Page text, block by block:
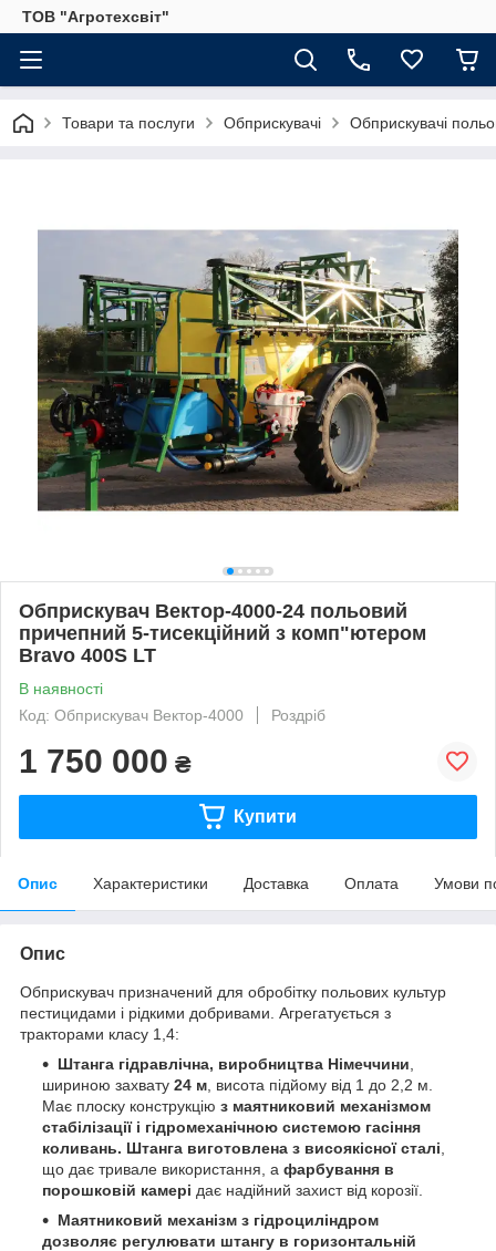
ТОВ "Агротехсвіт"
Товари та послуги Обприскувачі Обприскувачі
Обприскувач Вектор-4000-24 польовий
причепний 5-тисекційний з комп"ютером
Bravo 400S LT
В наявності
Код: Обприскувач Вектор-4000
Роздріб
1 750 000 ₴
Купити
Опис Характеристики Доставка Оплата Умови
Опис
Обприскувач призначений для обробiтку польових культур
пестицидами i рiдкими добривами. Агрегатується з
тракторами класу 1,4:
Штанга гiдравлiчна, виробництва Нiмеччини
шириною захвату 24 м , висота пiдйому вiд 1 до 2,2 м.
Має плоску конструкцiю з маятниковий механiзмом
стабiлiзацiї i гiдромеханiчною системою гасiння
коливань. Штанга виготовлена з висоякiсної сталi
що дає тривале використання, а фарбування в
порошковiй камерi дає надiйний захист вiд корозiї.
Маятниковий механiзм з гiдроцилiндром
дозволяє регулювати штангу в горизонтальнiй